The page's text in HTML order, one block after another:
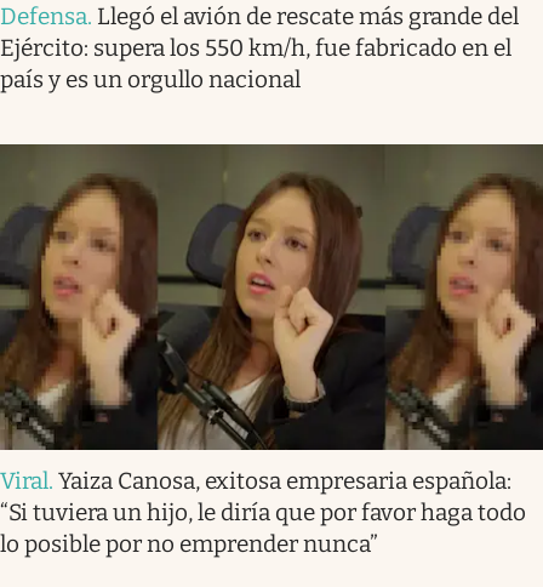
Defensa. Llegó el avión de rescate más grande del
Ejército: supera los 550 km/h, fue fabricado en el
país y es un orgullo nacional
Viral. Yaiza Canosa, exitosa empresaria española:
“Si tuviera un hijo, le diría que por favor haga todo
lo posible por no emprender nunca”